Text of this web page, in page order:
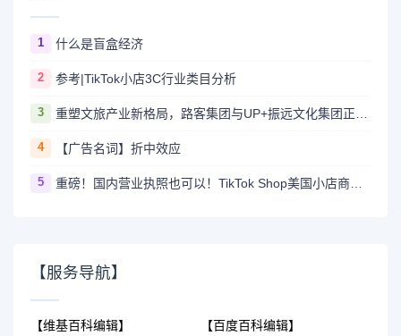
1 什么是盲盒经济
2 参考|TikTok小店3C行业类目分析
3 重塑文旅产业新格局，路客集团与UP+振远文化集团正式签署战略合作协议
4 【广告名词】折中效应
5 重磅！国内营业执照也可以！TikTok Shop美国小店商家自运营模式开放！
【服务导航】
【维基百科编辑】 【百度百科编辑】